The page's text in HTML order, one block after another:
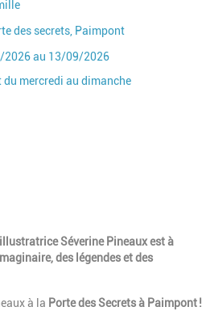
des secrets, Paimpont
début
2026 Date de fin
13/09/2026
du mercredi au dimanche
Séverine Pineaux est à
des légendes et des
à la Porte des Secrets à Paimpont !